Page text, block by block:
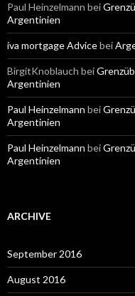
Paul Heinzelmann bei
Argentinien
iva mortgage Advicebei
BirgitKnoblauch bei
Argentinien
Paul Heinzelmann bei
Argentinien
Paul Heinzelmann bei
Argentinien
ARCHIVE
September 2016
August 2016